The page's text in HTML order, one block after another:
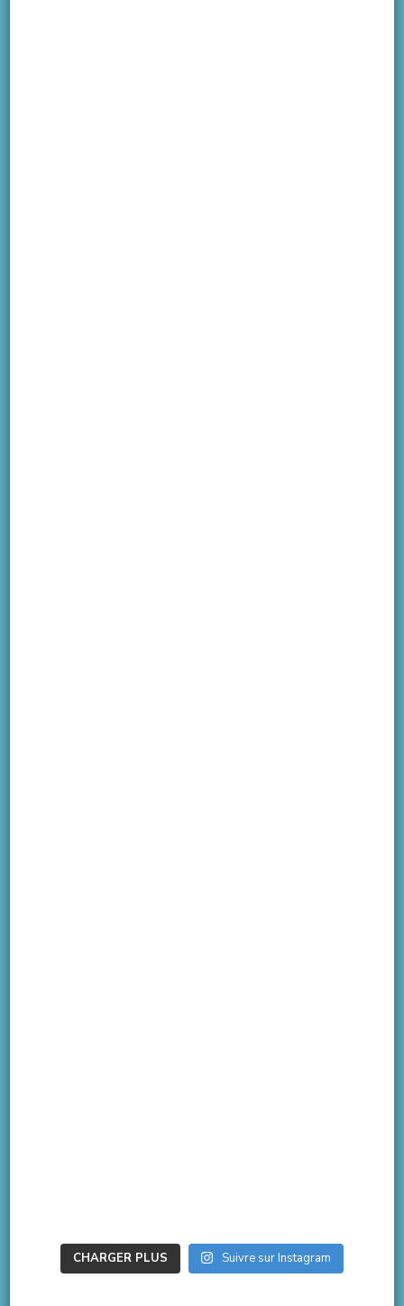
CHARGER PLUS Suivre sur Instagram